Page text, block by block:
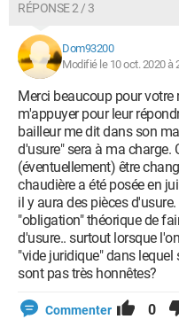
RÉPONSE 2 / 3
Dom93200
Modifié le 10 oct. 2020 à
Merci beaucoup pour votre
m'appuyer pour leur
bailleur me dit dans son
d'usure" sera à ma charge.
(éventuellement) être
chaudière a été posée en
il y aura des pièces
"obligation" théorique de
d'usure.. surtout lorsque
"vide juridique" dans
sont pas très honnêtes?
Commenter 0